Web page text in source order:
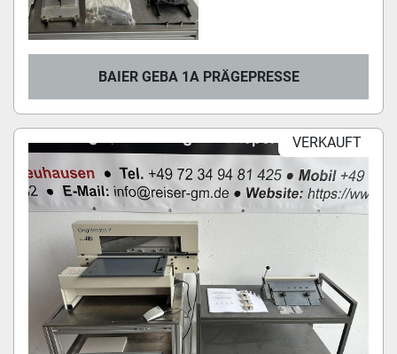
BAIER GEBA 1A PRÄGEPRESSE
VERKAUFT